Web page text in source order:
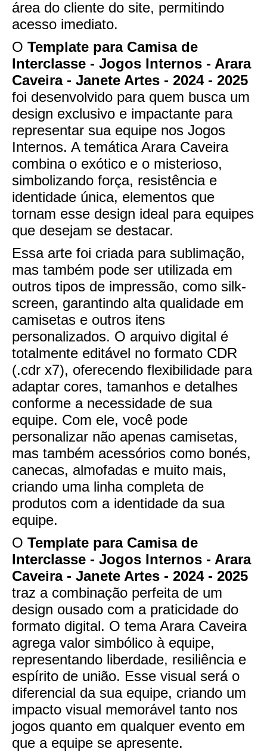
área do cliente do site, permitindo
acesso imediato.
O Template para Camisa de
Interclasse - Jogos Internos - Arara
Caveira - Janete Artes - 2024 - 2025
foi desenvolvido para quem busca um
design exclusivo e impactante para
representar sua equipe nos Jogos
Internos. A temática Arara Caveira
combina o exótico e o misterioso,
simbolizando força, resistência e
identidade única, elementos que
tornam esse design ideal para equipes
que desejam se destacar.
Essa arte foi criada para sublimação,
mas também pode ser utilizada em
outros tipos de impressão, como silk-
screen, garantindo alta qualidade em
camisetas e outros itens
personalizados. O arquivo digital é
totalmente editável no formato CDR
(.cdr x7), oferecendo flexibilidade para
adaptar cores, tamanhos e detalhes
conforme a necessidade de sua
equipe. Com ele, você pode
personalizar não apenas camisetas,
mas também acessórios como bonés,
canecas, almofadas e muito mais,
criando uma linha completa de
produtos com a identidade da sua
equipe.
O Template para Camisa de
Interclasse - Jogos Internos - Arara
Caveira - Janete Artes - 2024 - 2025
traz a combinação perfeita de um
design ousado com a praticidade do
formato digital. O tema Arara Caveira
agrega valor simbólico à equipe,
representando liberdade, resiliência e
espírito de união. Esse visual será o
diferencial da sua equipe, criando um
impacto visual memorável tanto nos
jogos quanto em qualquer evento em
que a equipe se apresente.